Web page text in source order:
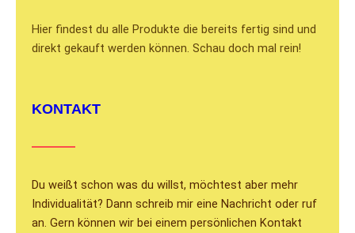
Hier findest du alle Produkte die bereits fertig sind und
direkt gekauft werden können. Schau doch mal rein!
KONTAKT
Du weißt schon was du willst, möchtest aber mehr
Individualität? Dann schreib mir eine Nachricht oder ruf
an. Gern können wir bei einem persönlichen Kontakt